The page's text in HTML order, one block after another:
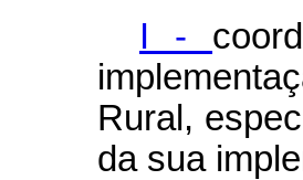
I -
Rural,
da sua